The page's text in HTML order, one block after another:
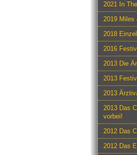
2021 In
2019 Miles
2018
2016
2013 Die
2013
2013
2013 Das
vorbei!
2012 Das
2012 Das